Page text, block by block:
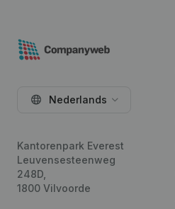
Nederlands
Kantorenpark Everest
Leuvensesteenweg
248D,
1800 Vilvoorde